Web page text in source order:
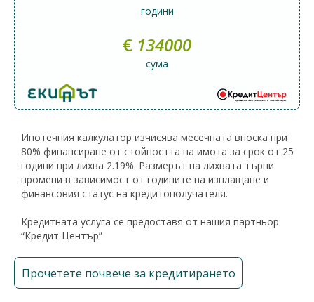
години
€ 134000
сума
Ипотечния калкулатор изчисява месечната вноска при
80% финансиране от стойността на имота за срок от 25
години при лихва 2.19%. Размерът на лихвата търпи
промени в зависимост от годините на изплащане и
финансовия статус на кредитополучателя.
Кредитната услуга се предоставя от нашия партньор
“Кредит Център”
Прочетете почвече за кредитирането